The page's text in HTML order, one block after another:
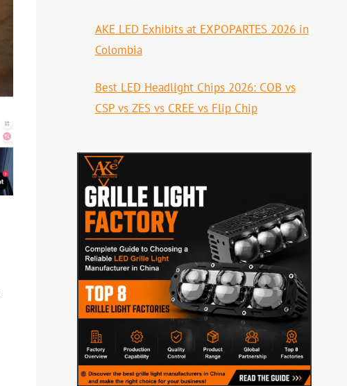
AKE LED Exhibits at EXPOPARTES 2026 in
Colombia
Best LED Headlight Chips 2026: COB vs
CSP vs ZES vs CREE vs Flip Chip